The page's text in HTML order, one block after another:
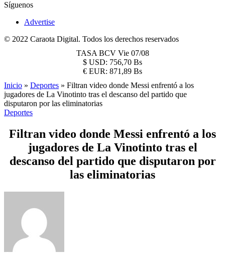
Síguenos
Advertise
© 2022 Caraota Digital. Todos los derechos reservados
TASA BCV Vie 07/08
$ USD: 756,70 Bs
€ EUR: 871,89 Bs
Inicio » Deportes » Filtran video donde Messi enfrentó a los
jugadores de La Vinotinto tras el descanso del partido que
disputaron por las eliminatorias
Deportes
Filtran video donde Messi enfrentó a los
jugadores de La Vinotinto tras el
descanso del partido que disputaron por
las eliminatorias